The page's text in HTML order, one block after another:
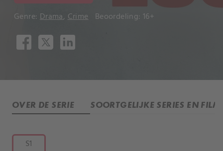
Genre: Drama, Crime Beoordeling: 16+
OVER DE SERIE SOORTGELIJKE SERIES EN
S1